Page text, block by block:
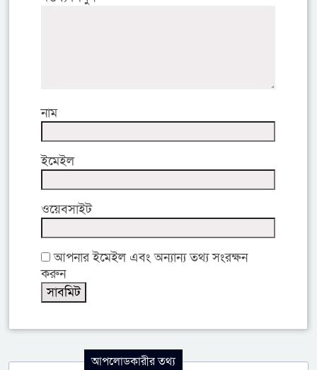
নাম
ইমেইল
ওয়েবসাইট
আপনার ইমেইল এবং অন্যান্য তথ্য সংরক্ষন
করুন
আপলোডকারীর তথ্য